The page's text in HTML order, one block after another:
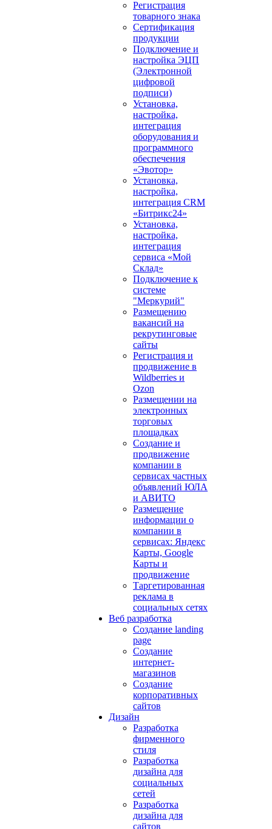
Регистрация
товарного знака
Сертификация
продукции
Подключение и
настройка ЭЦП
(Электронной
цифровой
подписи)
Установка,
настройка,
интеграция
оборудования и
программного
обеспечения
«Эвотор»
Установка,
настройка,
интеграция CRM
«Битрикс24»
Установка,
настройка,
интеграция
сервиса «Мой
Склад»
Подключение к
системе
"Меркурий"
Размещению
вакансий на
рекрутинговые
сайты
Регистрация и
продвижение в
Wildberries и
Ozon
Размещении на
электронных
торговых
площадках
Создание и
продвижение
компании в
сервисах частных
объявлений ЮЛА
и АВИТО
Размещение
информации о
компании в
сервисах: Яндекс
Карты, Google
Карты и
продвижение
Таргетированная
реклама в
социальных сетях
Веб разработка
Создание landing
page
Создание
интернет-
магазинов
Создание
корпоративных
сайтов
Дизайн
Разработка
фирменного
стиля
Разработка
дизайна для
социальных
сетей
Разработка
дизайна для
сайтов